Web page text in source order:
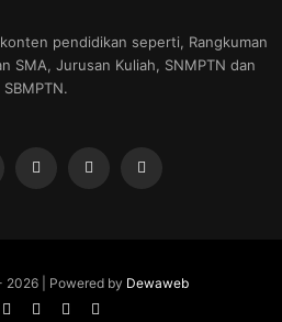
pendidikan seperti, Rangkuman
SMA, Jurusan Kuliah, SNMPTN dan
SBMPTN.
2026 | Powered by Dewaweb